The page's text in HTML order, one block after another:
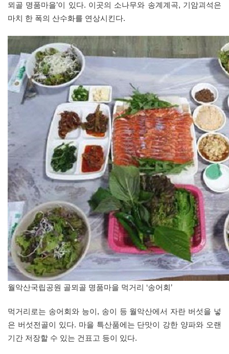
뫼골 명품마을’이 있다. 이곳의 소나무와 송계계곡, 기암괴석은
마치 한 폭의 산수화를 연상시킨다.
월악산국립공원 골뫼골 명품마을 먹거리 ‘송어회’
먹거리로는 송어회와 능이, 송이 등 월악산에서 자란 버섯을 넣
은 버섯전골이 있다. 마을 특산품에는 단맛이 강한 양파와 오랜
기간 저장할 수 있는 건표고 등이 있다.